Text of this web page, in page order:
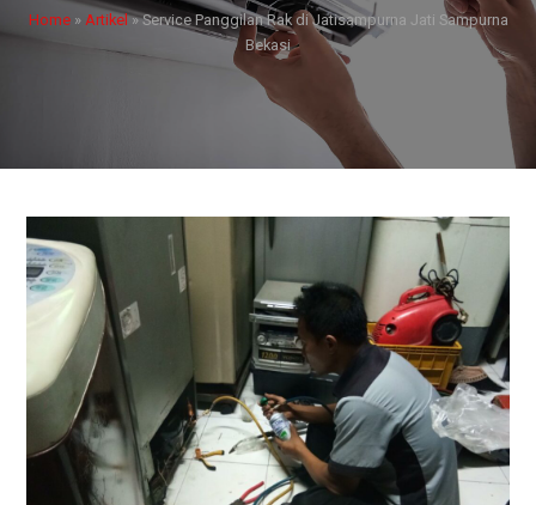
Home» Artikel»Service Panggilan Rak di Jatisampurna Jati Sampurna
Bekasi